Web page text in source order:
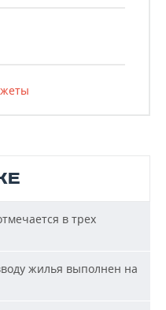
в трех
жилья выполнен на